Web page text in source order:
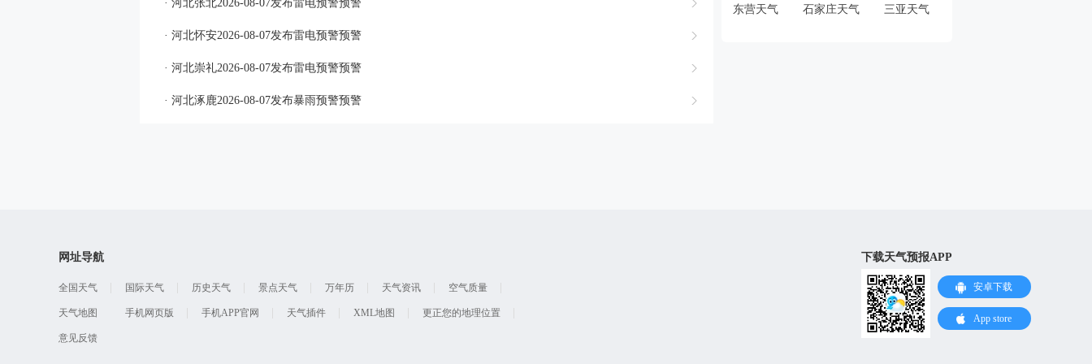
· 河北张北2026-08-07发布雷电预警预警
· 河北怀安2026-08-07发布雷电预警预警
· 河北崇礼2026-08-07发布雷电预警预警
· 河北涿鹿2026-08-07发布暴雨预警预警
东营天气 石家庄天气 三亚天气
网址导航
全国天气 国际天气 历史天气 景点天气 万年历 天气资讯 空气质量
天气地图 手机网页版 手机APP官网 天气插件 XML地图 更正您的地理位置
意见反馈
下载天气预报APP
安卓下载
App store